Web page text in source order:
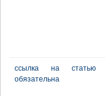
ссылка на статью
обязательна